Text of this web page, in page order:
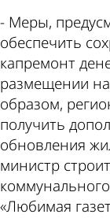
- Меры,
обеспечить
капремонт
размещении на
образом,
получить
обновления
министр
«Любимая